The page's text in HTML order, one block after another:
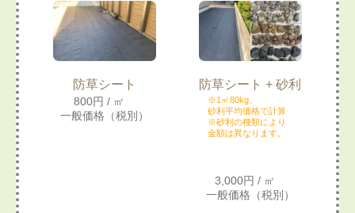
防草シート
800円 / ㎡
一般価格（税別）
防草シート + 砂利
※1㎡80kg、
砂利平均価格で計算
※砂利の種類により
金額は異なります。
3,000円 / ㎡
一般価格（税別）